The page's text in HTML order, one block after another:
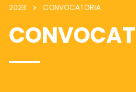
2023
CONVOCATORIA